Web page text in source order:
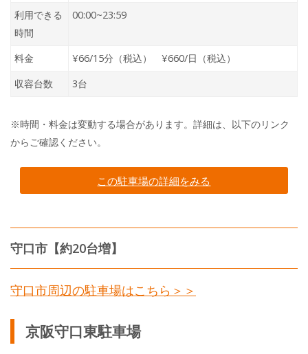
利用できる
時間
00:00~23:59
料金
¥66/15分（税込） ¥660/日（税込）
収容台数
3台
※時間・料金は変動する場合があります。詳細は、以下のリンク
からご確認ください。
この駐車場の詳細をみる
守口市【約20台増】
守口市周辺の駐車場はこちら＞＞
京阪守口東駐車場